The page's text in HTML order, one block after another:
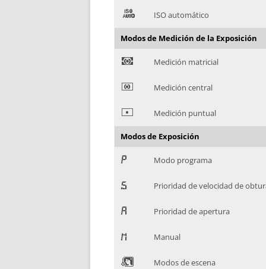
( ISO automático
Modos de Medición de la Exposición
) Medición matricial
* Medición central
+ Medición puntual
Modos de Exposición
, Modo programa
- Prioridad de velocidad de
. Prioridad de apertura
/ Manual
0 Modos de escena